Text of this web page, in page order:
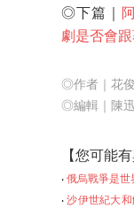
◎下篇｜
劇是否會
◎作者｜花俊
◎編輯｜陳迅
【您可能有
‧ 俄烏戰爭是世
‧沙伊世紀大